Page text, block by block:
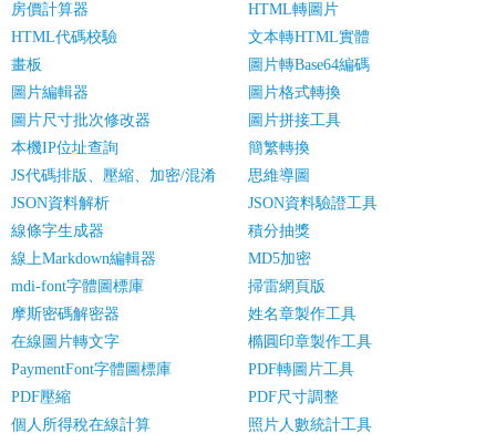
房價計算器
HTML轉圖片
HTML代碼校驗
文本轉HTML實體
畫板
圖片轉Base64編碼
圖片編輯器
圖片格式轉換
圖片尺寸批次修改器
圖片拼接工具
本機IP位址查詢
簡繁轉換
JS代碼排版、壓縮、加密/混淆
思維導圖
JSON資料解析
JSON資料驗證工具
線條字生成器
積分抽獎
線上Markdown編輯器
MD5加密
mdi-font字體圖標庫
掃雷網頁版
摩斯密碼解密器
姓名章製作工具
在線圖片轉文字
橢圓印章製作工具
PaymentFont字體圖標庫
PDF轉圖片工具
PDF壓縮
PDF尺寸調整
個人所得稅在線計算
照片人數統計工具